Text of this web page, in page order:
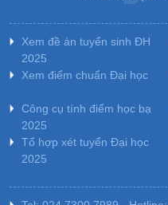
Xem đề án tuyển sinh ĐH
2025
Xem điểm chuẩn Đại học
Công cụ tính điểm học bạ
2025
Tổ hợp xét tuyển Đại học
2025